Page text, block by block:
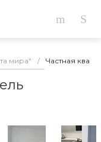
мира" / Частная